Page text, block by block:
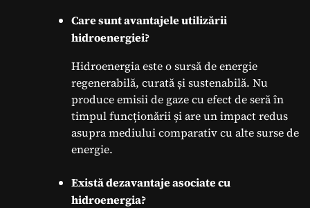
Care sunt avantajele utilizării
hidroenergiei?
Hidroenergia este o sursă de energie
regenerabilă, curată și sustenabilă. Nu
produce emisii de gaze cu efect de seră în
timpul funcționării și are un impact redus
asupra mediului comparativ cu alte surse de
energie.
Există dezavantaje asociate cu
hidroenergia?